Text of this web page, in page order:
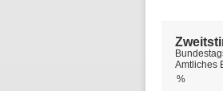
%
Amtliches